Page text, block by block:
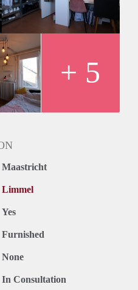
gekomen in deze prachtige
studenten(s).
+ 5
Maastricht
Limmel
Yes
Furnished
None
In Consultation